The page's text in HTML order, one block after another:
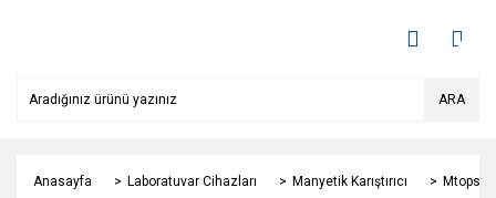
ARA
Anasayfa Laboratuvar Cihazları Manyetik Karıştırıcı Mtops